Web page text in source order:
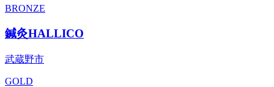
BRONZE
鍼灸HALLICO
武蔵野市
GOLD